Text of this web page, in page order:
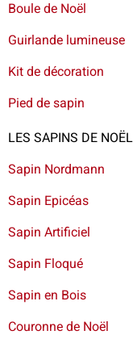
Boule de Noël
Guirlande lumineuse
Kit de décoration
Pied de sapin
LES SAPINS DE NOËL
Sapin Nordmann
Sapin Epicéas
Sapin Artificiel
Sapin Floqué
Sapin en Bois
Couronne de Noël